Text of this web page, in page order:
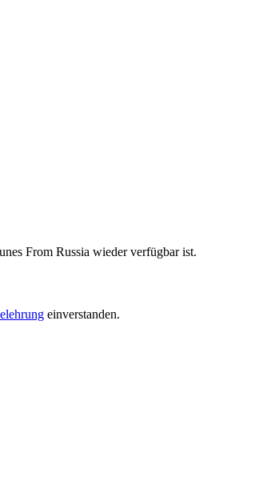
From Russia wieder verfügbar ist.
einverstanden.